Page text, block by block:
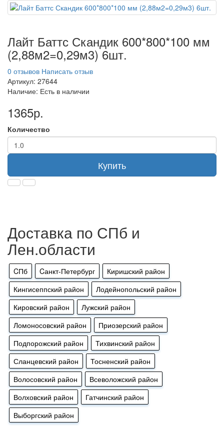
Лайт Баттс Скандик 600*800*100 мм
(2,88м2=0,29м3) 6шт.
0 отзывов Написать отзыв
Артикул: 27644
Наличие: Есть в наличии
1365р.
Количество
Купить
Доставка по СПб и
Лен.области
CПб Cанкт-Петербург
Киришский район
Кингисеппский район
Лодейнопольский район
Кировский район
Лужский район
Ломоносовский район
Приозерский район
Подпорожский район
Тихвинский район
Сланцевский район
Тосненский район
Волосовский район
Всеволожский район
Волховский район
Гатчинский район
Выборгский район